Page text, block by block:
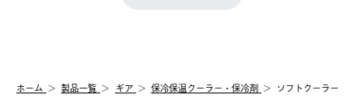
【配送業者】
佐川急便にて配送されます。
一度お手元の商品を返品いただき、ご希望商品を再注文してくだ
ホーム 製品一覧 ギア 保冷保温クーラー・保冷剤 ソフトクーラー